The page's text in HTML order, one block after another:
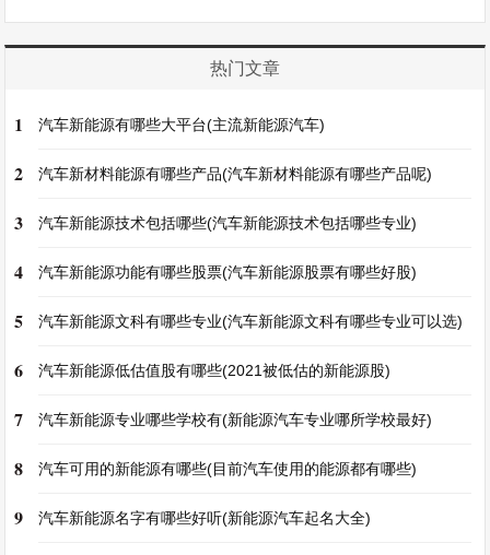
热门文章
1 汽车新能源有哪些大平台(主流新能源汽车)
2 汽车新材料能源有哪些产品(汽车新材料能源有哪些产品呢)
3 汽车新能源技术包括哪些(汽车新能源技术包括哪些专业)
4 汽车新能源功能有哪些股票(汽车新能源股票有哪些好股)
5 汽车新能源文科有哪些专业(汽车新能源文科有哪些专业可以选)
6 汽车新能源低估值股有哪些(2021被低估的新能源股)
7 汽车新能源专业哪些学校有(新能源汽车专业哪所学校最好)
8 汽车可用的新能源有哪些(目前汽车使用的能源都有哪些)
9 汽车新能源名字有哪些好听(新能源汽车起名大全)